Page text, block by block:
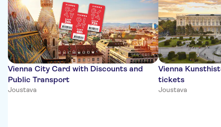
Vienna City Card with Discounts and
Public Transport
Joustava
Vienna
tickets
Joustava